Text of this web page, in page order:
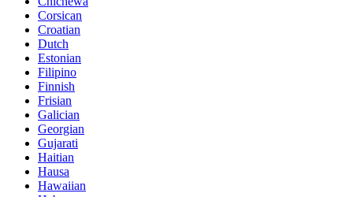
Corsican
Croatian
Dutch
Estonian
Filipino
Finnish
Frisian
Galician
Georgian
Gujarati
Haitian
Hausa
Hawaiian